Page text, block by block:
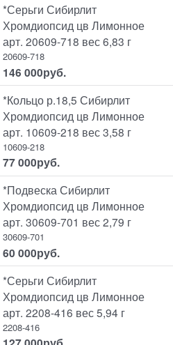
*Серьги Сибирлит
Хромдиопсид цв Лимонное
арт. 20609-718 вес 6,83 г
20609-718
146 000руб.
*Кольцо р.18,5 Сибирлит
Хромдиопсид цв Лимонное
арт. 10609-218 вес 3,58 г
10609-218
77 000руб.
*Подвеска Сибирлит
Хромдиопсид цв Лимонное
арт. 30609-701 вес 2,79 г
30609-701
60 000руб.
*Серьги Сибирлит
Хромдиопсид цв Лимонное
арт. 2208-416 вес 5,94 г
2208-416